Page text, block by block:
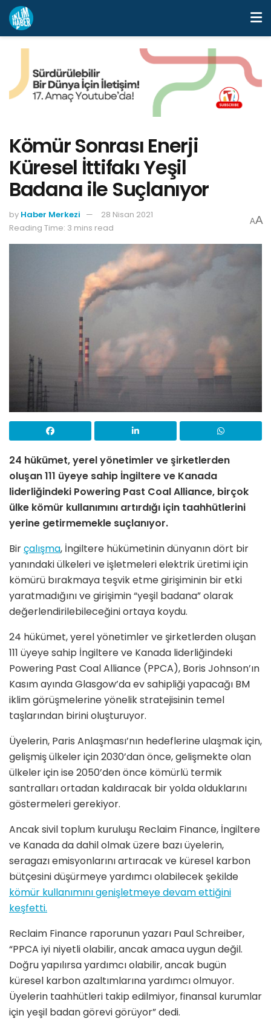
Kömür Sonrası Enerji
Küresel İttifakı Yeşil
Badana ile Suçlanıyor
by Haber Merkezi
28 Nisan 2021
Reading Time: 3 mins read
AA
24 hükümet, yerel yönetimler ve şirketlerden
oluşan 111 üyeye sahip İngiltere ve Kanada
liderliğindeki Powering Past Coal Alliance, birçok
ülke kömür kullanımını artırdığı için taahhütlerini
yerine getirmemekle suçlanıyor.
Birçalışma, İngiltere hükümetinin dünyanın dört bir
yanındaki ülkeleri ve işletmeleri elektrik üretimi için
kömürü bırakmaya teşvik etme girişiminin bir etki
yaratmadığını ve girişimin “yeşil badana” olarak
değerlendirilebileceğini ortaya koydu.
24 hükümet, yerel yönetimler ve şirketlerden oluşan
111 üyeye sahip İngiltere ve Kanada liderliğindeki
Powering Past Coal Alliance (PPCA), Boris Johnson’ın
Kasım ayında Glasgow’da ev sahipliği yapacağı BM
iklim görüşmelerine yönelik stratejisinin temel
taşlarından birini oluşturuyor.
Üyelerin, Paris Anlaşması’nın hedeflerine ulaşmak için,
gelişmiş ülkeler için 2030’dan önce, gelişmekte olan
ülkeler için ise 2050’den önce kömürlü termik
santralları ortadan kaldıracak bir yolda olduklarını
göstermeleri gerekiyor.
Ancak sivil toplum kuruluşu Reclaim Finance, İngiltere
ve Kanada da dahil olmak üzere bazı üyelerin,
seragazı emisyonlarını artıracak ve küresel karbon
bütçesini düşürmeye yardımcı olabilecek şekilde
kömür kullanımını genişletmeye devam ettiğini
keşfetti.
Reclaim Finance raporunun yazarı Paul Schreiber,
“PPCA iyi niyetli olabilir, ancak amaca uygun değil.
Doğru yapılırsa yardımcı olabilir, ancak bugün
küresel karbon azaltımlarına yardımcı olmuyor.
Üyelerin taahhütleri takip edilmiyor, finansal kurumlar
için yeşil badan görevi görüyor” dedi.